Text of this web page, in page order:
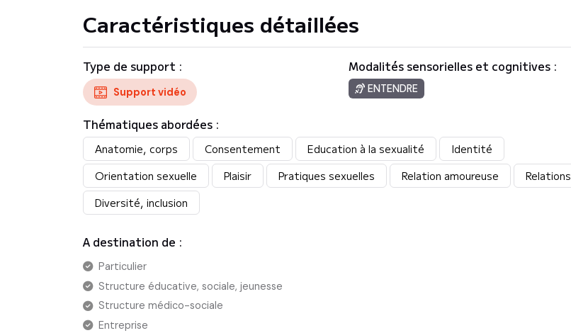
Caractéristiques détaillées
Type de support :
Support vidéo
Modalités sensorielles et cognitives :
ENTENDRE
Thématiques abordées :
Anatomie, corps Consentement Education à la sexualité
Identité
Orientation sexuelle
Plaisir Pratiques sexuelles Relation amoureuse
Relations
Diversité, inclusion
A destination de :
Particulier
Structure éducative, sociale, jeunesse
Structure médico-sociale
Entreprise